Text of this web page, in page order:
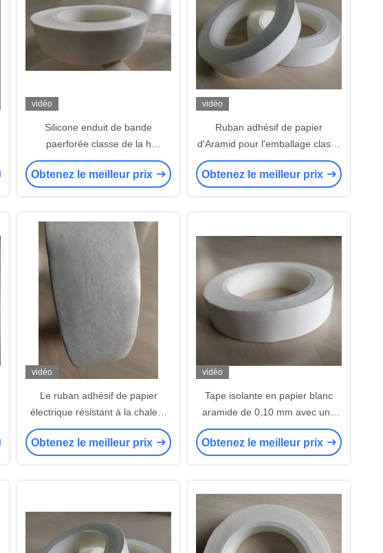
vidéo
Silicone enduit de bande
paerforée classe de la h
d'Aramid de bobine de moteur et
de transformateur sensible à la
Obtenez le meilleur prix
vidéo
Ruban adhésif de papier
d'Aramid pour l'emballage classe
de la f de fin de bobine de
moteur et de transformateur
Obtenez le meilleur prix
vidéo
Le ruban adhésif de papier
électrique résistant à la chaleur
d'Aramid de catégorie de H
remplacent la bande de NOMEX
Obtenez le meilleur prix
vidéo
Tape isolante en papier blanc
aramide de 0,10 mm avec une
résistance à la traction de 30
N/cm
Obtenez le meilleur prix